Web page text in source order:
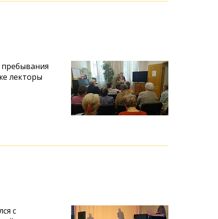
лекторы
с